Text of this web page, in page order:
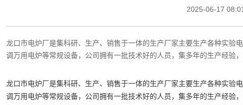
2025-06-17
龙口市电炉厂是集科研、生产、销售于一体的生产厂家主要生产各种实验
调万用电炉等常规设备，公司拥有一批技术好的人员，集多年的生产经验
龙口市电炉厂是集科研、生产、销售于一体的生产厂家主要生产各种实验
调万用电炉等常规设备，公司拥有一批技术好的人员，集多年的生产经验